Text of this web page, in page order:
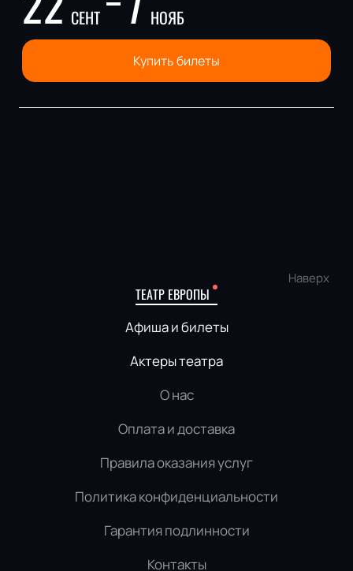
СЕНТ НОЯБ
Купить билеты
Наверх
ТЕАТР ЕВРОПЫ
Афиша и билеты
Актеры театра
О нас
Оплата и доставка
Правила оказания услуг
Политика конфиденциальности
Гарантия подлинности
Контакты